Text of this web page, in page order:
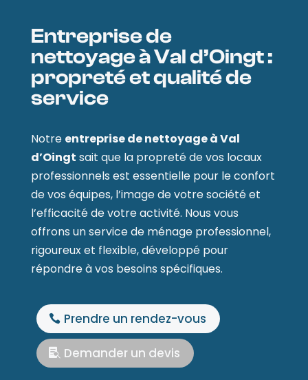
Entreprise de
nettoyage à Val d’Oingt :
propreté et qualité de
service
Notre entreprise de nettoyage à Val
d’Oingt sait que la propreté de vos locaux
professionnels est essentielle pour le confort
de vos équipes, l’image de votre société et
l’efficacité de votre activité. Nous vous
offrons un service de ménage professionnel,
rigoureux et flexible, développé pour
répondre à vos besoins spécifiques.
Prendre un rendez-vous
Demander un devis